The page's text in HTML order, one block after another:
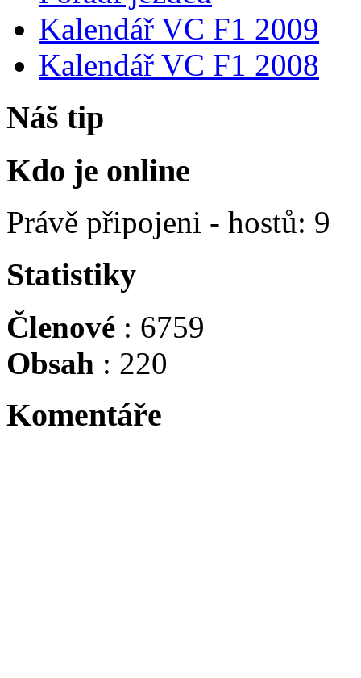
Kalendář VC F1 2009
Kalendář VC F1 2008
Náš tip
Kdo je online
Právě připojeni - hostů: 9
Statistiky
Členové : 6759
Obsah : 220
Komentáře